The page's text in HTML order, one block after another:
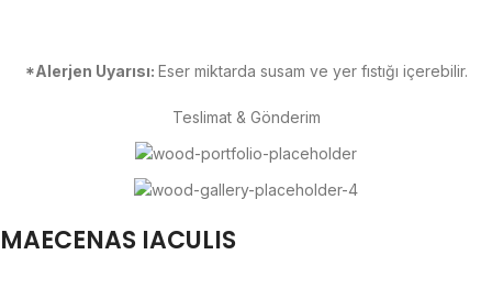
*Alerjen Uyarısı: Eser miktarda susam ve yer fıstığı içerebilir.
Teslimat & Gönderim
MAECENAS IACULIS